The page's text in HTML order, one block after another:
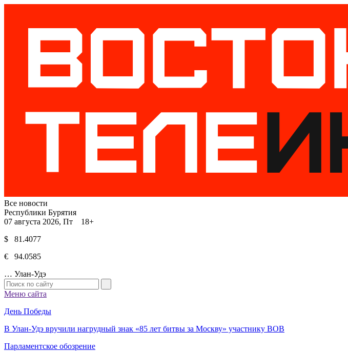
Все новости
Республики Бурятия
07 августа 2026, Пт 18+
$ 81.4077
€ 94.0585
… Улан-Удэ
Меню сайта
День Победы
В Улан-Удэ вручили нагрудный знак «85 лет битвы за Москву» участнику ВОВ
Парламентское обозрение